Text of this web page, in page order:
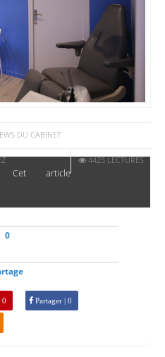
DU CABINET
4425 LECTURES
Cet article
0
0 Partager | 0